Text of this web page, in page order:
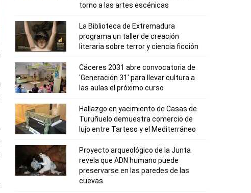
torno a las artes escénicas
La Biblioteca de Extremadura
programa un taller de creación
literaria sobre terror y ciencia ficción
Cáceres 2031 abre convocatoria de
'Generación 31' para llevar cultura a
las aulas el próximo curso
Hallazgo en yacimiento de Casas de
Turuñuelo demuestra comercio de
lujo entre Tarteso y el Mediterráneo
Proyecto arqueológico de la Junta
revela que ADN humano puede
preservarse en las paredes de las
cuevas